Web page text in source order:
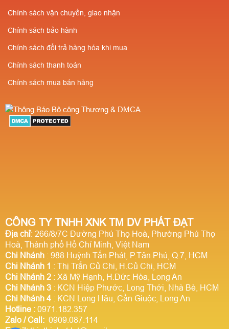
Số lượng càng nhiều
giá càng rẻ ✔️Chiết
khấu cao cho người
giới thiệu
CÔNG TY TNHH XNK TM DV PHÁT ĐẠT
Địa chỉ: 266/8/7C Đường Phú Thọ Hoà, Phường Phú Thọ
Hoà, Thành phố Hồ Chí Minh, Việt Nam
Chi Nhánh : 988 Huỳnh Tấn Phát, P.Tân Phú, Q.7, HCM
Chi Nhánh 1 : Thị Trấn Củ Chi, H.Củ Chi, HCM
Chi Nhánh 2 : Xã Mỹ Hạnh, H.Đức Hòa, Long An
Chi Nhánh 3 : KCN Hiệp Phước, Long Thới, Nhà Bè, HCM
Chi Nhánh 4 : KCN Long Hậu, Cần Giuộc, Long An
Hotline : 0971.182.357
Zalo / Call: 0909.087.114
Chính sách vận chuyển, giao nhận
Chính sách bảo hành
Chính sách đổi trả hàng hóa khi mua
Chính sách thanh toán
Chính sách mua bán hàng